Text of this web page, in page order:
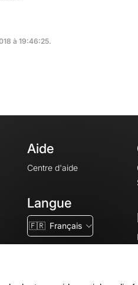
à 19:46:25.
Aide
Centre d'aide
Langue
🇫🇷 Français